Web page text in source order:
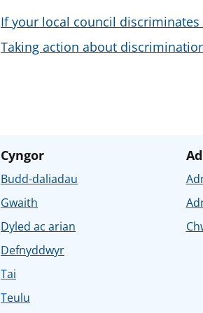
If your local council discriminates
Taking action about
Cyngor
Budd-daliadau
Gwaith
Dyled ac arian
Defnyddwyr
Tai
Teulu